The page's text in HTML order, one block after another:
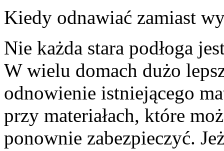
Kiedy odnawiać zamiast
Nie każda stara podłoga
W wielu domach dużo
odnowienie istniejącego
przy materiałach, które
ponownie zabezpieczyć.